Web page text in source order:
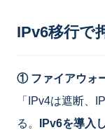
IPv6移行で
① ファイアウォ
「IPv4は遮断、
る。
IPv6を導入